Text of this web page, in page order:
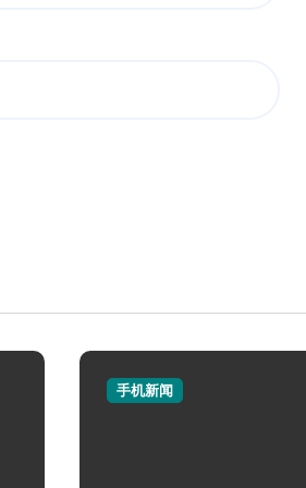
手机新闻